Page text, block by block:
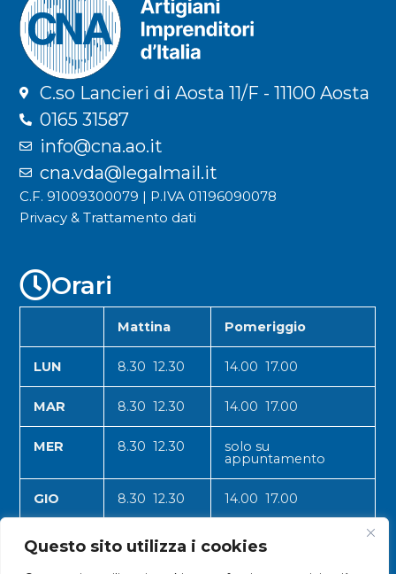
Questo sito utilizza i cookies
C.so Lancieri di Aosta 11/F - 11100 Aosta
0165 31587
info@cna.ao.it
cna.vda@legalmail.it
C.F. 91009300079 | P.IVA 01196090078
Privacy & Trattamento dati
Orari
Mattina Pomeriggio
LUN 8.30 12.30 14.00 17.00
MAR 8.30 12.30 14.00 17.00
MER 8.30 12.30 solo su
appuntamento
GIO 8.30 12.30 14.00 17.00
VEN 8.30 12.30 14.00 17.00